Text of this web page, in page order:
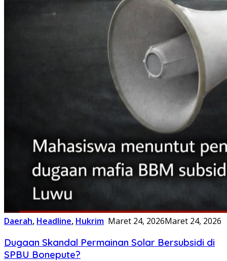
Daerah, Headline, Hukrim Maret 24, 2026Maret 24, 2026
Dugaan Skandal Permainan Solar Bersubsidi di
SPBU Bonepute?